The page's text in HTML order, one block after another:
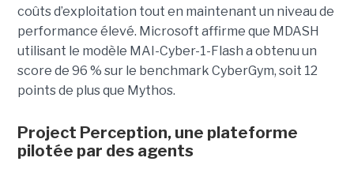
coûts d’exploitation tout en maintenant un niveau de
performance élevé. Microsoft affirme que MDASH
utilisant le modèle MAI-Cyber-1-Flash a obtenu un
score de 96 % sur le benchmark CyberGym, soit 12
points de plus que Mythos.
Project Perception, une plateforme
pilotée par des agents